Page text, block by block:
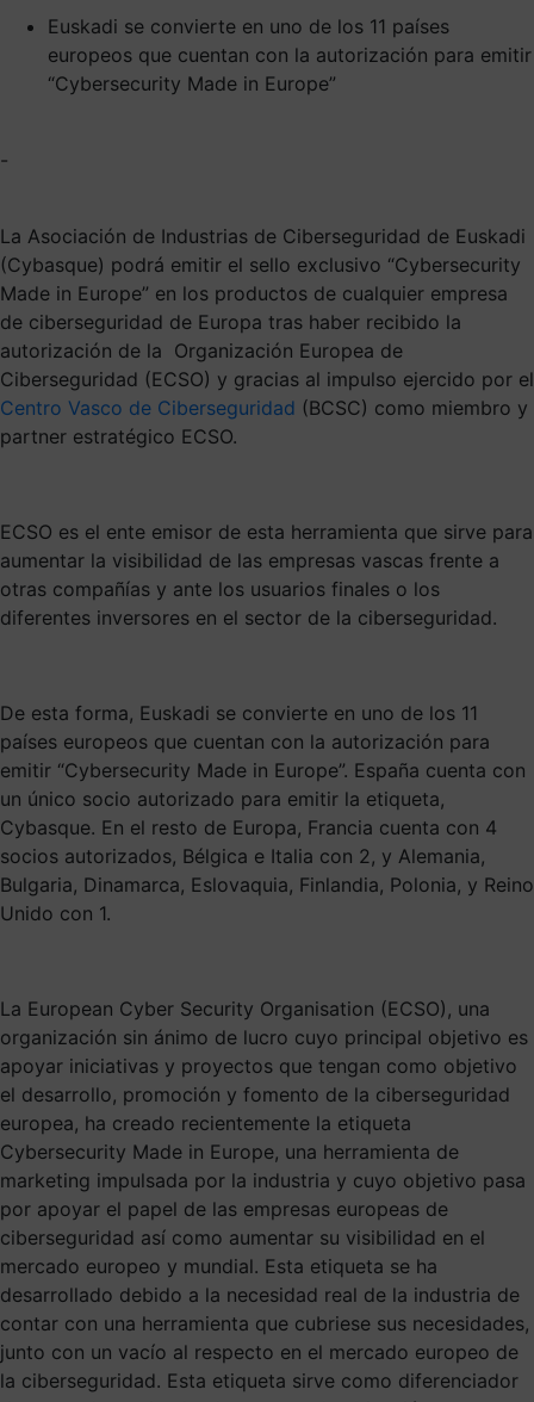
Euskadi se convierte en uno de los 11 países
europeos que cuentan con la autorización para emitir
“Cybersecurity Made in Europe”
-
La Asociación de Industrias de Ciberseguridad de Euskadi
(Cybasque) podrá emitir el sello exclusivo “Cybersecurity
Made in Europe” en los productos de cualquier empresa
de ciberseguridad de Europa tras haber recibido la
autorización de la Organización Europea de
Ciberseguridad (ECSO) y gracias al impulso ejercido por el
Centro Vasco de Ciberseguridad (BCSC) como miembro y
partner estratégico ECSO.
ECSO es el ente emisor de esta herramienta que sirve para
aumentar la visibilidad de las empresas vascas frente a
otras compañías y ante los usuarios finales o los
diferentes inversores en el sector de la ciberseguridad.
De esta forma, Euskadi se convierte en uno de los 11
países europeos que cuentan con la autorización para
emitir “Cybersecurity Made in Europe”. España cuenta con
un único socio autorizado para emitir la etiqueta,
Cybasque. En el resto de Europa, Francia cuenta con 4
socios autorizados, Bélgica e Italia con 2, y Alemania,
Bulgaria, Dinamarca, Eslovaquia, Finlandia, Polonia, y Reino
Unido con 1.
La European Cyber Security Organisation (ECSO), una
organización sin ánimo de lucro cuyo principal objetivo es
apoyar iniciativas y proyectos que tengan como objetivo
el desarrollo, promoción y fomento de la ciberseguridad
europea, ha creado recientemente la etiqueta
Cybersecurity Made in Europe, una herramienta de
marketing impulsada por la industria y cuyo objetivo pasa
por apoyar el papel de las empresas europeas de
ciberseguridad así como aumentar su visibilidad en el
mercado europeo y mundial. Esta etiqueta se ha
desarrollado debido a la necesidad real de la industria de
contar con una herramienta que cubriese sus necesidades,
junto con un vacío al respecto en el mercado europeo de
la ciberseguridad. Esta etiqueta sirve como diferenciador